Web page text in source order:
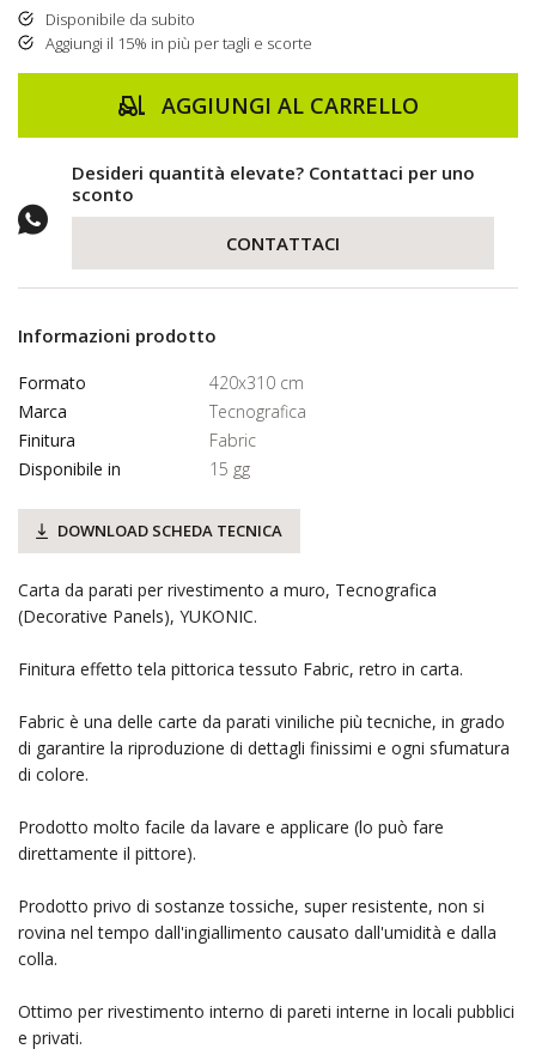
Disponibile da subito
Aggiungi il 15% in più per tagli e scorte
AGGIUNGI AL CARRELLO
Desideri quantità elevate? Contattaci per uno
sconto
CONTATTACI
Informazioni prodotto
Formato
420x310 cm
Marca
Tecnografica
Finitura
Fabric
Disponibile in
15 gg
DOWNLOAD SCHEDA TECNICA
Carta da parati per rivestimento a muro, Tecnografica
(Decorative Panels), YUKONIC.
Finitura effetto tela pittorica tessuto Fabric, retro in carta.
Fabric è una delle carte da parati viniliche più tecniche, in grado
di garantire la riproduzione di dettagli finissimi e ogni sfumatura
di colore.
Prodotto molto facile da lavare e applicare (lo può fare
direttamente il pittore).
Prodotto privo di sostanze tossiche, super resistente, non si
rovina nel tempo dall'ingiallimento causato dall'umidità e dalla
colla.
Ottimo per rivestimento interno di pareti interne in locali pubblici
e privati.